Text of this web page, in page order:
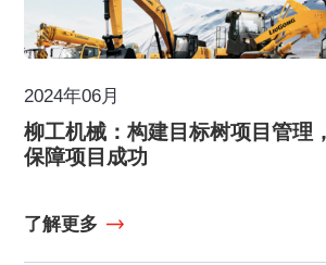
2024年06月
柳工机械：构建目标树项目管理
保障项目成功
了解更多